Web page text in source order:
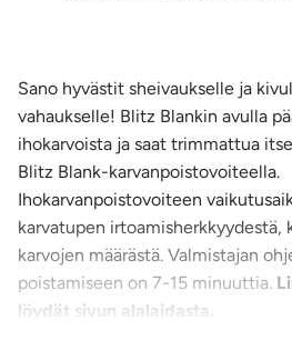
Sano hyvästit sheivaukselle ja
vahaukselle! Blitz Blankin avulla
ihokarvoista ja saat trimmattua
Blitz Blank-karvanpoistovoiteella.
Ihokarvanpoistovoiteen
karvatupen irtoamisherkkyydestä,
karvojen määrästä. Valmistajan
poistamiseen on 7-15 minuuttia.
löydät sivun alalaidasta.